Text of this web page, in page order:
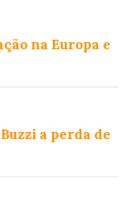
na Europa e
a perda de